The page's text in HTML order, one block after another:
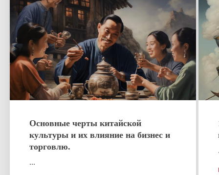
Основные черты китайской
культуры и их влияние на бизнес и
торговлю.
...